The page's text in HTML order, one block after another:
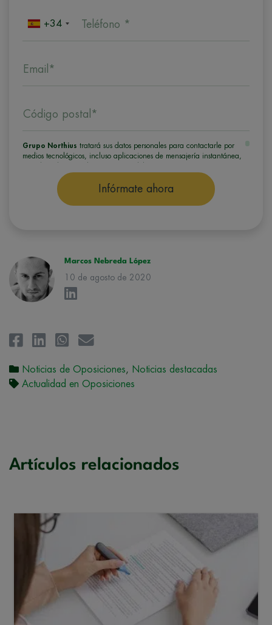
+34 Teléfono *
Email*
Código postal*
Grupo Northius tratará sus datos personales para contactarle por
medios tecnológicos, incluso aplicaciones de mensajería instantánea,
seleccionado o de otros directamente relacionados con el interés
manifestado y, en su caso, para tramitar la contratación
correspondiente. Compartiremos su solicitud con las empresas que
Grupo Northius, con el objeto de que estas puedan
Infórmate ahora
Marcos Nebreda López
10 de agosto de 2020
Noticias de Oposiciones, Noticias destacadas
Actualidad en Oposiciones
Artículos relacionados